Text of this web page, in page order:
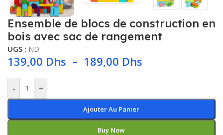
Ensemble de blocs de construction en
bois avec sac de rangement
UGS : ND
139,00 Dhs – 189,00 Dhs
- +
Ajouter Au Panier
Buy Now